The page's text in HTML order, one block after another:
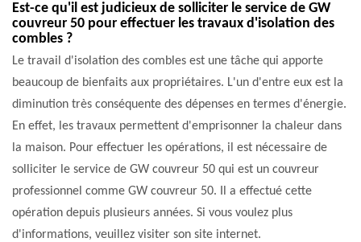
Est-ce qu'il est judicieux de solliciter le service de GW
couvreur 50 pour effectuer les travaux d'isolation des
combles ?
Le travail d'isolation des combles est une tâche qui apporte
beaucoup de bienfaits aux propriétaires. L'un d'entre eux est la
diminution très conséquente des dépenses en termes d'énergie.
En effet, les travaux permettent d'emprisonner la chaleur dans
la maison. Pour effectuer les opérations, il est nécessaire de
solliciter le service de GW couvreur 50 qui est un couvreur
professionnel comme GW couvreur 50. Il a effectué cette
opération depuis plusieurs années. Si vous voulez plus
d'informations, veuillez visiter son site internet.